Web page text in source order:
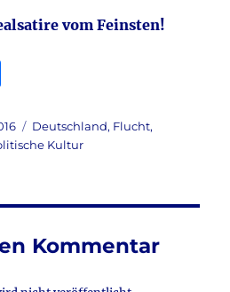
vom Feinsten!
le
n
Kategorien
Deutschland, Flucht,
Kultur
Kommentar